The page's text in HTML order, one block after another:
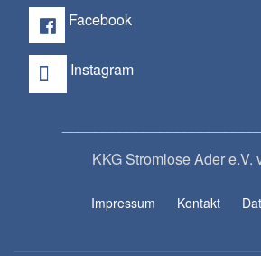
Facebook
Instagram
KKG Stromlose Ader e.V.
Impressum Kontakt